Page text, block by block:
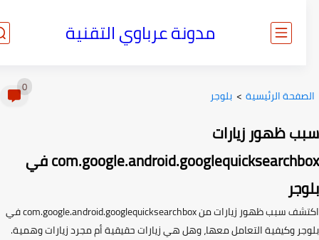
مدونة عرباوي التقنية
الرئيسية> بلوجر
ظهور زيارات
com.google.android.googlequicksearchbox في
اكتشف سبب ظهور زيارات من com.google.android.googlequicksearchbox في
وكيفية التعامل معها، وهل هي زيارات حقيقية أم مجرد زيارات وهمية.